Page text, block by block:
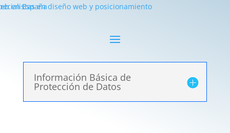
Información Básica de
Protección de Datos